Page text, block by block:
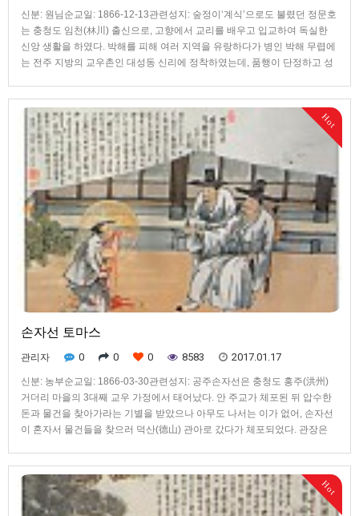
신분: 원님순교일: 1866-12-13관련성지: 숲정이‘계식’으로도 불렸던 정문호
는 충청도 임천(林川) 출신으로, 고향에서 교리를 배우고 입교하여 독실한
신앙 생활을 하였다. 박해를 피해 여러 지역을 유랑하다가 병인 박해 무렵에
는 전주 지방의 교우촌인 대성동 신리에 정착하였는데, 품행이 단정하고 성
기도 전에 손선지, 한재권 등과 함께 체포된 뒤 12월 13일에 5명의 교우와
함께 전주 서문 밖 숲정이에서 참수되어 66세의 나이로 순교하였다. 그는 형
장에 끌려가면서도 “오늘 우리는 천국으로 과거 보러 가는 날이다. 오늘은
정말 기뻐해야 할 날이다." 하며 진심으로 순교를 기뻐하였다고 한다.
Hot
손자선 토마스
관리자 0 0 0 8583 2017.01.17
신분: 농부순교일: 1866-03-30관련성지: 공주손자선은 충청도 홍주(洪州)
거더리 마을의 3대째 교우 가정에서 태어났다. 안 주교가 체포된 뒤 압수한
돈과 물건을 찾아가라는 기별을 받았으나 아무도 나서는 이가 없어, 손자선
이 혼자서 물건들을 찾으러 덕산(德山) 관아로 갔다가 체포되었다. 관장은
을 지킨 손자선은 결국 공주(公州) 감영으로 이송되어 1866년 3월 30일에
교수형을 받아 23세의 나이로 순교하였다.
Hot